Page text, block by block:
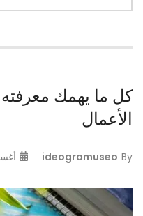
كل ما يهمك
الأعمال
By
ideogramuseo